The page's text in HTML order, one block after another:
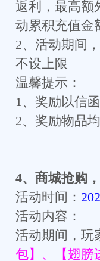
返利，最高额
动累积充值金
2、活动期间
不设上限
温馨提示：
1、奖励以信
2、奖励物品
4、 商城抢购
活动时间：
活动内容：
活动期间，玩
包】、【翅膀